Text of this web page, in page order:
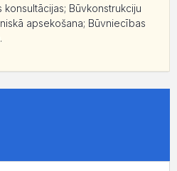
Būvkonstrukciju
apsekošana; Būvniecības